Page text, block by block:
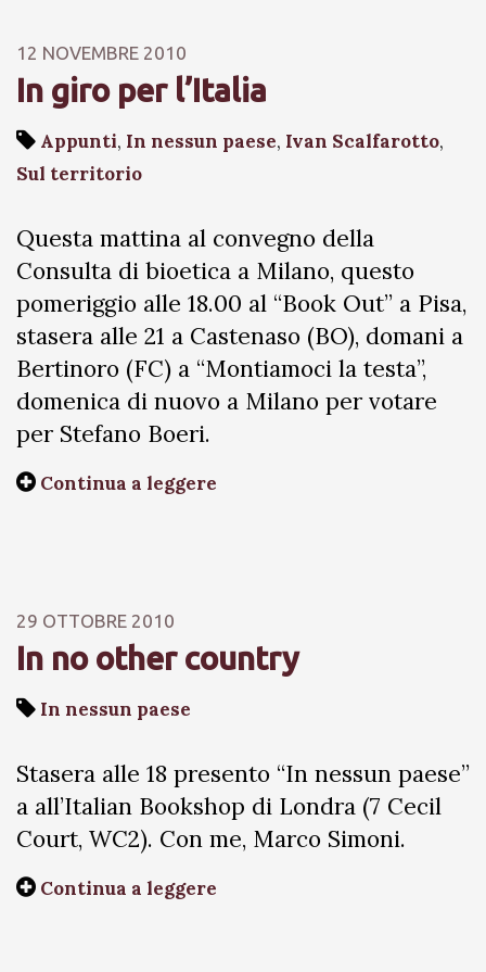
12 NOVEMBRE 2010
In giro per l’Italia
Appunti, In nessun paese, Ivan Scalfarotto,
Sul territorio
Questa mattina al convegno della
Consulta di bioetica a Milano, questo
pomeriggio alle 18.00 al “Book Out” a Pisa,
stasera alle 21 a Castenaso (BO), domani a
Bertinoro (FC) a “Montiamoci la testa”,
domenica di nuovo a Milano per votare
per Stefano Boeri.
Continua a leggere
29 OTTOBRE 2010
In no other country
In nessun paese
Stasera alle 18 presento “In nessun paese”
a all’Italian Bookshop di Londra (7 Cecil
Court, WC2). Con me, Marco Simoni.
Continua a leggere